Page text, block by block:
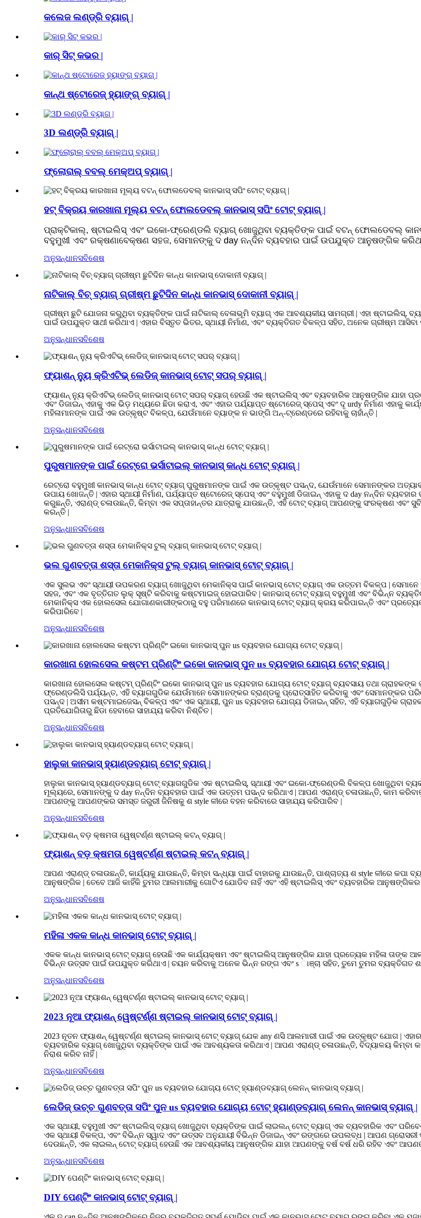
କଲେଜ ଲଣ୍ଡ୍ରି ବ୍ୟାଗ୍ |
କାର୍ ସିଟ୍ କଭର |
କାନ୍ଥ ଷ୍ଟୋରେଜ୍ ହ୍ୟାଙ୍ଗ୍ ବ୍ୟାଗ୍ |
3D ଲଣ୍ଡ୍ରି ବ୍ୟାଗ୍ |
ଫ୍ଲୋରାଲ୍ ବବଲ୍ ମେକ୍ଅପ୍ ବ୍ୟାଗ୍ |
ହଟ୍ ବିକ୍ରୟ କାରଖାନା ମୂଲ୍ୟ ବଟନ୍ ଫୋଲଡେବଲ୍ କାନଭାସ୍ ସପିଂ ଟୋଟ୍ ବ୍ୟାଗ୍ |
ପ୍ରାକ୍ଟିକାଲ୍, ଷ୍ଟାଇଲିସ୍ ଏବଂ ଇକୋ-ଫ୍ରେଣ୍ଡଲି ବ୍ୟାଗ୍ ଖୋଜୁଥିବା ବ୍ୟକ୍ତିଙ୍କ ପାଇଁ ବଟନ୍ ଫୋଲଡେବଲ୍
ବହୁମୁଖୀ ଏବଂ ରକ୍ଷଣାବେକ୍ଷଣ ସହଜ, ସେମାନଙ୍କୁ ଦ day ନନ୍ଦିନ ବ୍ୟବହାର ପାଇଁ ଉପଯୁକ୍ତ ଆନୁଷଙ୍ଗିକ
ଅନୁସନ୍ଧାନସବିଶେଷ
ନାଟିକାଲ୍ ବିଚ୍ ବ୍ୟାଗ୍ ଗ୍ରୀଷ୍ମ ଛୁଟିଦିନ କାନ୍ଧ କାନଭାସ୍ ଦୋକାନୀ ବ୍ୟାଗ୍ |
ଗ୍ରୀଷ୍ମ ଛୁଟି ଯୋଜନା କରୁଥିବା ବ୍ୟକ୍ତିଙ୍କ ପାଇଁ ନାଟିକାଲ୍ ବେଳାଭୂମି ବ୍ୟାଗ୍ ଏକ ଆବଶ୍ୟକୀୟ ସାମଗ୍ରୀ | ଏହା ଷ୍ଟାଇଲିସ୍,
ପାଇଁ ଉପଯୁକ୍ତ ସାଥୀ କରିଥାଏ | ଏହାର ବିସ୍ତୃତ ଭିତର, ସ୍ଥାୟୀ ନିର୍ମାଣ, ଏବଂ ବ୍ୟକ୍ତିଗତ ବିକଳ୍ପ ସହିତ, ଅନେକ ଗ୍ରୀଷ୍ମ ଆସିବା
ଅନୁସନ୍ଧାନସବିଶେଷ
ଫ୍ୟାଶନ୍ ନ୍ୟୁ କ୍ରିଏଟିଭ୍ ଲେଡିଜ୍ କାନଭାସ୍ ଟୋଟ୍ ସପର୍ ବ୍ୟାଗ୍ |
ଫ୍ୟାଶନ୍ ନ୍ୟୁ କ୍ରିଏଟିଭ୍ ଲେଡିଜ୍ କାନଭାସ୍ ଟୋଟ୍ ସପର୍ ବ୍ୟାଗ୍ ହେଉଛି ଏକ ଷ୍ଟାଇଲିସ୍ ଏବଂ ବ୍ୟବହାରିକ ଆନୁଷଙ୍ଗିକ ଯାହା
ଏବଂ ଡିଜାଇନ୍ ଏହାକୁ ଏକ ଭିଡ଼ ମଧ୍ୟରେ ଛିଡା କରାଏ, ଏବଂ ଏହାର ପର୍ଯ୍ୟାପ୍ତ ଷ୍ଟୋରେଜ୍ ସ୍ପେସ୍ ଏବଂ ଦୃ urdy ନିର୍ମାଣ ଏହାକୁ
ମହିଳାମାନଙ୍କ ପାଇଁ ଏକ ଉତ୍କୃଷ୍ଟ ବିକଳ୍ପ, ଯେଉଁମାନେ ବ୍ୟାଙ୍କ ନ ଭାଙ୍ଗି ଅନ୍-ଟ୍ରେଣ୍ଡରେ ରହିବାକୁ ଚାହାଁନ୍ତି |
ଅନୁସନ୍ଧାନସବିଶେଷ
ପୁରୁଷମାନଙ୍କ ପାଇଁ ରେଟ୍ରୋ ଭର୍ସାଟାଇଲ୍ କାନଭାସ୍ କାନ୍ଧ ଟୋଟ୍ ବ୍ୟାଗ୍ |
ରେଟ୍ରୋ ବହୁମୁଖୀ କାନଭାସ୍ କାନ୍ଧ ଟୋଟ୍ ବ୍ୟାଗ୍ ପୁରୁଷମାନଙ୍କ ପାଇଁ ଏକ ଉତ୍କୃଷ୍ଟ ପସନ୍ଦ, ଯେଉଁମାନେ ସେମାନଙ୍କର
ଉପାୟ ଖୋଜନ୍ତି | ଏହାର ସ୍ଥାୟୀ ନିର୍ମାଣ, ପର୍ଯ୍ୟାପ୍ତ ଷ୍ଟୋରେଜ୍ ସ୍ପେସ୍ ଏବଂ ବହୁମୁଖୀ ଡିଜାଇନ୍ ଏହାକୁ ଦ day ନନ୍ଦିନ
କରୁଛନ୍ତି, ଏରାଣ୍ଡ୍ ଚଳାଉଛନ୍ତି, କିମ୍ବା ଏକ ସପ୍ତାହାନ୍ତର ଯାତ୍ରାକୁ ଯାଉଛନ୍ତି, ଏହି ଟୋଟ୍ ବ୍ୟାଗ୍ ଆପଣଙ୍କୁ ସଂରକ୍ଷଣ ଏବଂ
କରନ୍ତି |
ଅନୁସନ୍ଧାନସବିଶେଷ
ଭଲ ଗୁଣବତ୍ତା ଶସ୍ତା ମେକାନିକ୍ସ ଟୁଲ୍ ବ୍ୟାଗ୍ କାନଭାସ୍ ଟୋଟ୍ ବ୍ୟାଗ୍ |
ଏକ ସୁଲଭ ଏବଂ ସ୍ଥାୟୀ ଉପକରଣ ବ୍ୟାଗ୍ ଖୋଜୁଥିବା ମେକାନିକ୍ସ ପାଇଁ କାନଭାସ୍ ଟୋଟ୍ ବ୍ୟାଗ୍ ଏକ ଉତ୍ତମ ବିକଳ୍ପ |
ସହଜ, ଏବଂ ଏକ ବୃତ୍ତିଗତ ଲୁକ୍ ସୃଷ୍ଟି କରିବାକୁ କଷ୍ଟମାଇଜ୍ ହୋଇପାରିବ | କାନଭାସ୍ ଟୋଟ୍ ବ୍ୟାଗ୍ ବହୁମୁଖୀ ଏବଂ ବିଭିନ୍ନ
ମେକାନିକ୍ସ ଏକ ହୋଲସେଲ ଯୋଗାଣକାରୀଙ୍କଠାରୁ ବହୁ ପରିମାଣରେ କାନଭାସ୍ ଟୋଟ୍ ବ୍ୟାଗ୍ କ୍ରୟ କରିପାରନ୍ତି ଏବଂ
କରିପାରିବେ |
ଅନୁସନ୍ଧାନସବିଶେଷ
କାରଖାନା ହୋଲସେଲ କଷ୍ଟମ ପ୍ରିଣ୍ଟିଂ ଇକୋ କାନଭାସ୍ ପୁନ us ବ୍ୟବହାର ଯୋଗ୍ୟ ଟୋଟ୍ ବ୍ୟାଗ୍ |
କାରଖାନା ହୋଲସେଲ କଷ୍ଟମ୍ ପ୍ରିଣ୍ଟିଂ ଇକୋ କାନଭାସ୍ ପୁନ us ବ୍ୟବହାର ଯୋଗ୍ୟ ଟୋଟ୍ ବ୍ୟାଗ୍ ବ୍ୟବସାୟ ତଥା
ଫ୍ରେଣ୍ଡଲିସି ପର୍ଯ୍ୟନ୍ତ, ଏହି ବ୍ୟାଗଗୁଡିକ ଯେଉଁମାନେ ସେମାନଙ୍କର ବ୍ରାଣ୍ଡକୁ ପ୍ରୋତ୍ସାହିତ କରିବାକୁ ଏବଂ ସେମାନଙ୍କର
ପସନ୍ଦ | ଅସୀମ କଷ୍ଟମାଇଜେସନ୍ ବିକଳ୍ପ ଏବଂ ଏକ ସ୍ଥାୟୀ, ପୁନ us ବ୍ୟବହାର ଯୋଗ୍ୟ ଡିଜାଇନ୍ ସହିତ, ଏହି ବ୍ୟାଗଗୁଡ଼ିକ
ପ୍ରତିଯୋଗିତାରୁ ଛିଡା ହେବାରେ ସାହାଯ୍ୟ କରିବା ନିଶ୍ଚିତ |
ଅନୁସନ୍ଧାନସବିଶେଷ
ହାଲୁକା କାନଭାସ୍ ହ୍ୟାଣ୍ଡବ୍ୟାଗ୍ ଟୋଟ୍ ବ୍ୟାଗ୍ |
ହାଲୁକା କାନଭାସ୍ ହ୍ୟାଣ୍ଡବ୍ୟାଗ୍ ଟୋଟ୍ ବ୍ୟାଗଗୁଡିକ ଏକ ଷ୍ଟାଇଲିସ୍, ସ୍ଥାୟୀ ଏବଂ ଇକୋ-ଫ୍ରେଣ୍ଡଲି ବିକଳ୍ପ ଖୋଜୁଥିବା
ମୂଲ୍ୟରେ, ସେମାନଙ୍କୁ ଦ day ନନ୍ଦିନ ବ୍ୟବହାର ପାଇଁ ଏକ ଉତ୍ତମ ପସନ୍ଦ କରିଥାଏ | ଆପଣ ଏରାଣ୍ଡ୍ ଚଳାଉଛନ୍ତି, କାମ
ଆପଣଙ୍କୁ ଆପଣଙ୍କର ସମସ୍ତ ଜରୁରୀ ଜିନିଷକୁ ଶ style ଳୀରେ ବହନ କରିବାରେ ସାହାଯ୍ୟ କରିପାରିବ |
ଅନୁସନ୍ଧାନସବିଶେଷ
ଫ୍ୟାଶନ୍ ବଡ଼ କ୍ଷମତା ୱେଷ୍ଟର୍ଣ୍ଣ ଷ୍ଟାଇଲ୍ କଟନ୍ ବ୍ୟାଗ୍ |
ଆପଣ ଏରାଣ୍ଡ୍ ଚଳାଉଛନ୍ତି, କାର୍ଯ୍ୟକୁ ଯାଉଛନ୍ତି, କିମ୍ବା ସନ୍ଧ୍ୟା ପାଇଁ ବାହାରକୁ ଯାଉଛନ୍ତି, ପାଶ୍ଚାତ୍ୟ ଶ style ଳୀରେ
ଆନୁଷଙ୍ଗିକ | ତେବେ ଆଜି କାହିଁକି ତୁମର ଆଲମାରୀକୁ ଗୋଟିଏ ଯୋଡିବ ନାହିଁ ଏବଂ ଏହି ଷ୍ଟାଇଲିସ୍ ଏବଂ ବ୍ୟବହାରିକ
ଅନୁସନ୍ଧାନସବିଶେଷ
ମହିଳା ଏକକ କାନ୍ଧ କାନଭାସ୍ ଟୋଟ୍ ବ୍ୟାଗ୍ |
ଏକକ କାନ୍ଧ କାନଭାସ୍ ଟୋଟ୍ ବ୍ୟାଗ୍ ହେଉଛି ଏକ କାର୍ଯ୍ୟକ୍ଷମ ଏବଂ ଷ୍ଟାଇଲିସ୍ ଆନୁଷଙ୍ଗିକ ଯାହା ପ୍ରତ୍ୟେକ ମହିଳା ତାଙ୍କ
ବିଭିନ୍ନ ଉତ୍ସବ ପାଇଁ ଉପଯୁକ୍ତ କରିଥାଏ | ଚୟନ କରିବାକୁ ଅନେକ ଭିନ୍ନ ରଙ୍ଗ ଏବଂ s ାଞ୍ଚା ସହିତ, ତୁମେ ତୁମର ବ୍ୟକ୍ତିଗତ ଶ
ଅନୁସନ୍ଧାନସବିଶେଷ
2023 ନୂଆ ଫ୍ୟାଶନ୍ ୱେଷ୍ଟର୍ଣ୍ଣ ଷ୍ଟାଇଲ୍ କାନଭାସ୍ ଟୋଟ୍ ବ୍ୟାଗ୍ |
2023 ନୂତନ ଫ୍ୟାଶନ୍ ୱେଷ୍ଟର୍ଣ୍ଣ ଷ୍ଟାଇଲ୍ କାନଭାସ୍ ଟୋଟ୍ ବ୍ୟାଗ୍ ଯେକ any ଣସି ଆଲମାରୀ ପାଇଁ ଏକ ଉତ୍କୃଷ୍ଟ ଯୋଗ |
ବ୍ୟବହାରିକ ବ୍ୟାଗ୍ ଖୋଜୁଥିବା ବ୍ୟକ୍ତିଙ୍କ ପାଇଁ ଏକ ଆବଶ୍ୟକତା କରିଥାଏ | ଆପଣ ଏରାଣ୍ଡ୍ ଚଳାଉଛନ୍ତି, ବିଦ୍ୟାଳୟ କିମ୍ବା
ନିରାଶ କରିବ ନାହିଁ |
ଅନୁସନ୍ଧାନସବିଶେଷ
ଲେଡିଜ୍ ଉଚ୍ଚ ଗୁଣବତ୍ତା ସପିଂ ପୁନ us ବ୍ୟବହାର ଯୋଗ୍ୟ ଟୋଟ୍ ହ୍ୟାଣ୍ଡବ୍ୟାଗ୍ ଲେନନ୍ କାନଭାସ୍ ବ୍ୟାଗ୍ |
ଏକ ସ୍ଥାୟୀ, ବହୁମୁଖୀ ଏବଂ ଷ୍ଟାଇଲିସ୍ ବ୍ୟାଗ୍ ଖୋଜୁଥିବା ବ୍ୟକ୍ତିଙ୍କ ପାଇଁ ଲାଇଲନ୍ ଟୋଟ୍ ବ୍ୟାଗ୍ ଏକ ବ୍ୟବହାରିକ ଏବଂ
ଏକ ସ୍ଥାୟୀ ବିକଳ୍ପ, ଏବଂ ବିଭିନ୍ନ ସ୍ୱାଦ ଏବଂ ଉତ୍ସବ ଅନୁଯାୟୀ ବିଭିନ୍ନ ଡିଜାଇନ୍ ଏବଂ ରଙ୍ଗରେ ଉପଲବ୍ଧ | ଆପଣ
ଦେଉଛନ୍ତି, ଏକ ଲାଇଲନ୍ ଟୋଟ୍ ବ୍ୟାଗ୍ ହେଉଛି ଏକ ଆବଶ୍ୟକୀୟ ଆନୁଷଙ୍ଗିକ ଯାହା ଆପଣଙ୍କୁ ବର୍ଷ ବର୍ଷ ଧରି ରହିବ ଏବଂ
ଅନୁସନ୍ଧାନସବିଶେଷ
DIY ପେଣ୍ଟିଂ କାନଭାସ୍ ଟୋଟ୍ ବ୍ୟାଗ୍ |